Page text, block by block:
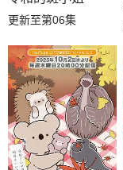
更新至第06集